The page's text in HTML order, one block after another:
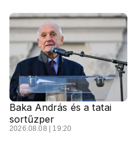
Baka András és a tatai
sortűzper
2026.08.08 | 19:20